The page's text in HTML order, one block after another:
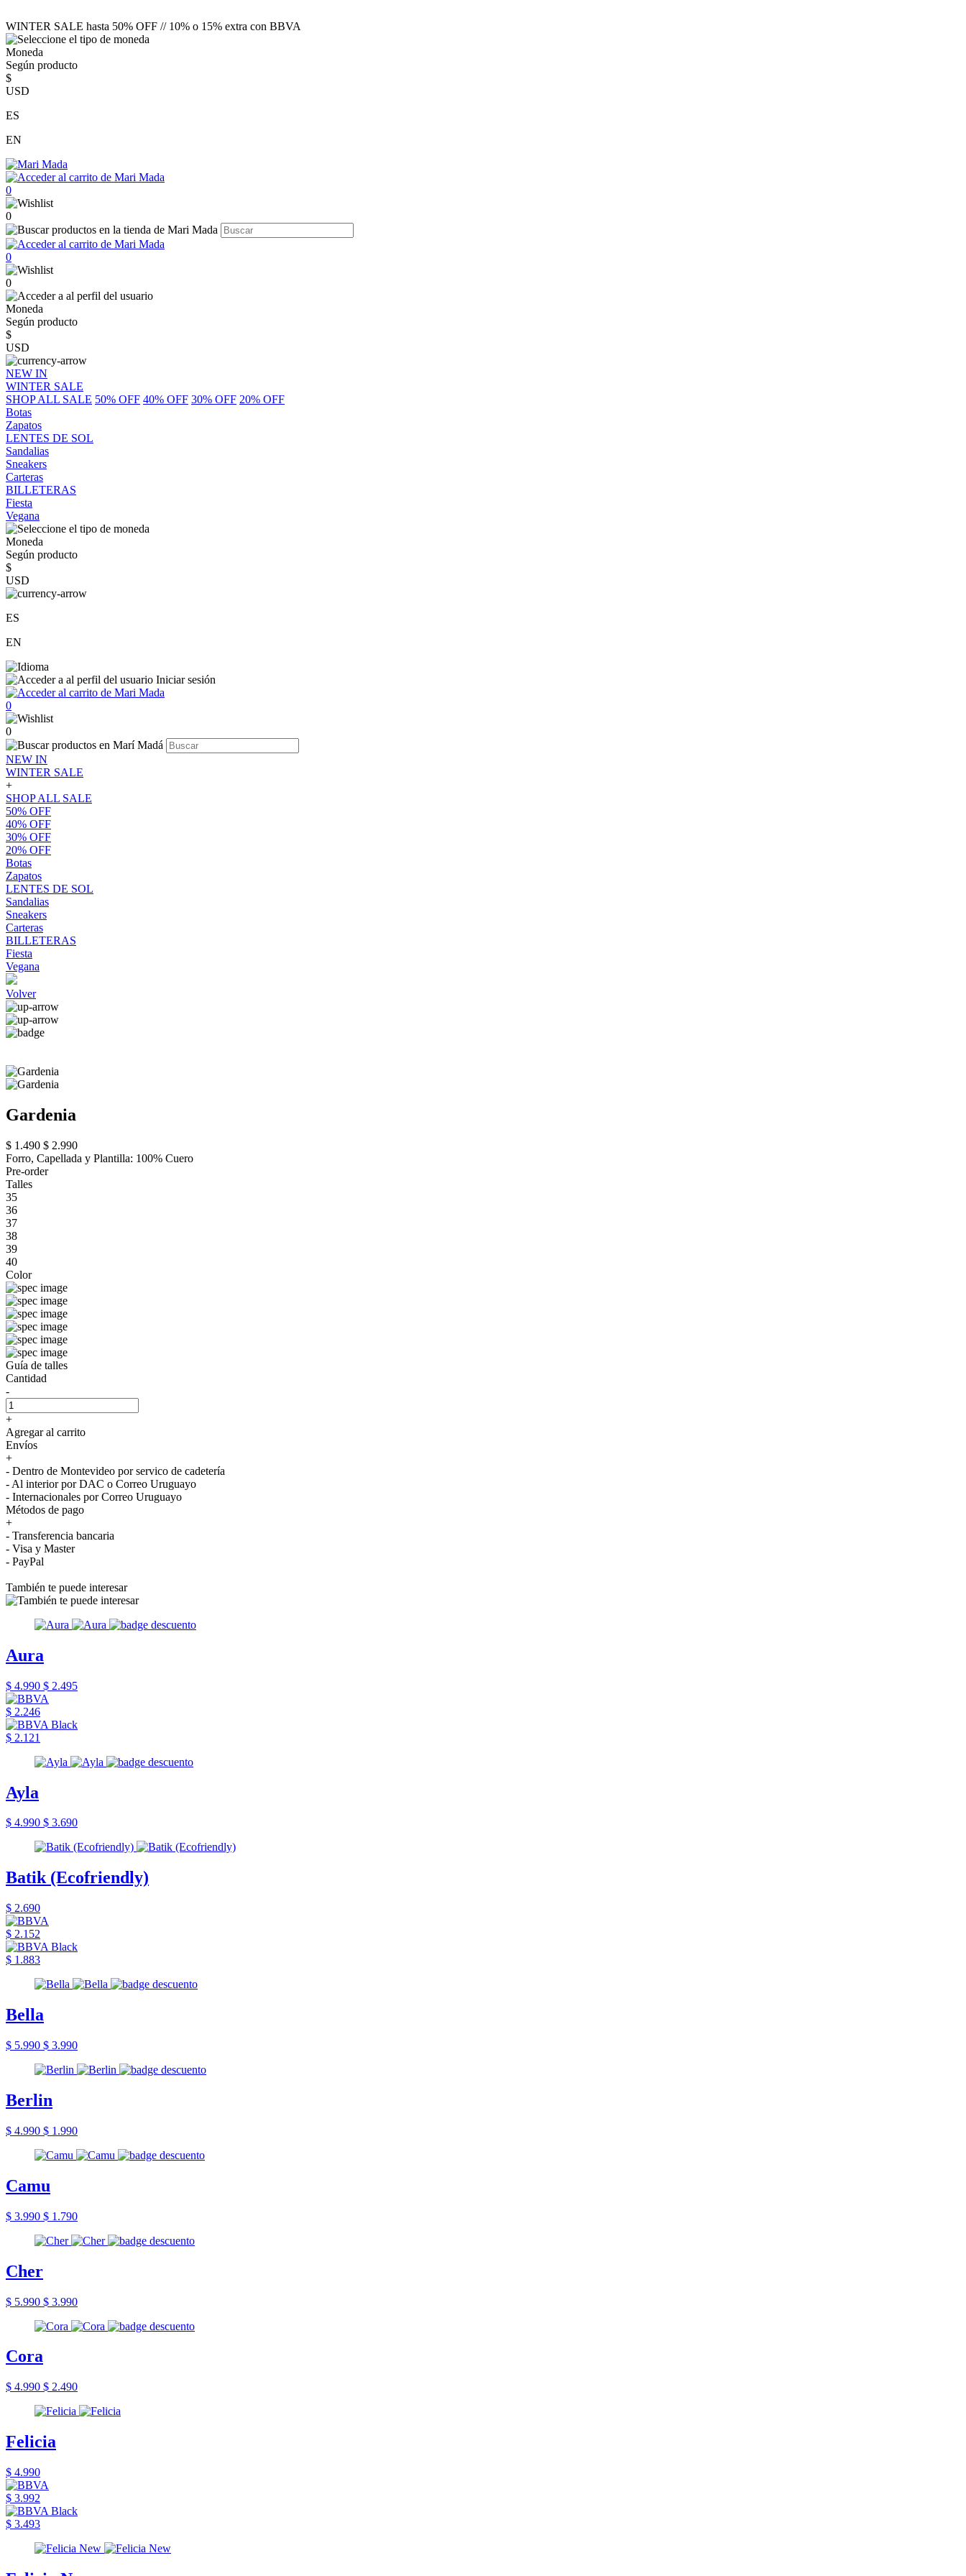
WINTER SALE hasta 50% OFF // 10% o 15% extra con BBVA
Moneda
Según producto
$
USD
ES
EN
0
0
0
0
Moneda
Según producto
$
USD
NEW IN
WINTER SALE
SHOP ALL SALE 50% OFF 40% OFF 30% OFF 20% OFF
Botas
Zapatos
LENTES DE SOL
Sandalias
Sneakers
Carteras
BILLETERAS
Fiesta
Vegana
Moneda
Según producto
$
USD
ES
EN
Iniciar sesión
0
0
NEW IN
WINTER SALE
+
SHOP ALL SALE
50% OFF
40% OFF
30% OFF
20% OFF
Botas
Zapatos
LENTES DE SOL
Sandalias
Sneakers
Carteras
BILLETERAS
Fiesta
Vegana
Volver
Gardenia
$ 1.490 $ 2.990
Forro, Capellada y Plantilla: 100% Cuero
Pre-order
Talles
35
36
37
38
39
40
Color
Guía de talles
Cantidad
-
+
Agregar al carrito
Envíos
+
- Dentro de Montevideo por servico de cadetería
- Al interior por DAC o Correo Uruguayo
- Internacionales por Correo Uruguayo
Métodos de pago
+
- Transferencia bancaria
- Visa y Master
- PayPal
También te puede interesar
Aura
$ 4.990 $ 2.495
$ 2.246
$ 2.121
Ayla
$ 4.990 $ 3.690
Batik (Ecofriendly)
$ 2.690
$ 2.152
$ 1.883
Bella
$ 5.990 $ 3.990
Berlin
$ 4.990 $ 1.990
Camu
$ 3.990 $ 1.790
Cher
$ 5.990 $ 3.990
Cora
$ 4.990 $ 2.490
Felicia
$ 4.990
$ 3.992
$ 3.493